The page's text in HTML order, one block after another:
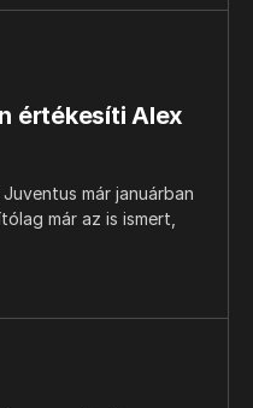
értékesíti Alex
már januárban
már az is ismert,